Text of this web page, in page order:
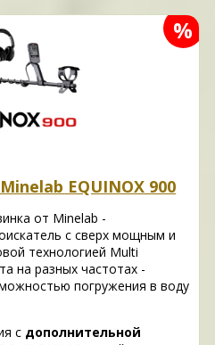
%
EQUINOX 900
от Minelab -
с сверх мощным и
технологией Multi
на разных частотах -
погружения в воду
с дополнительной